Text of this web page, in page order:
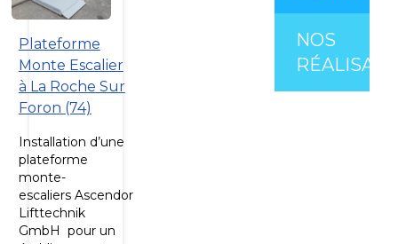
Plateforme
Monte Escalier
à La Roche Sur
Foron (74)
Installation d’une
plateforme
monte-
escaliers Ascendor
Lifttechnik
GmbH pour un
NOS